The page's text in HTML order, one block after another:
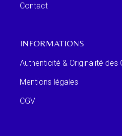
Contact
INFORMATIONS
Authenticité & Originalité des
Mentions légales
CGV